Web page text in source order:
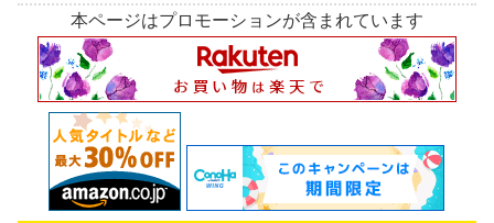
本ページはプロモーションが含まれています